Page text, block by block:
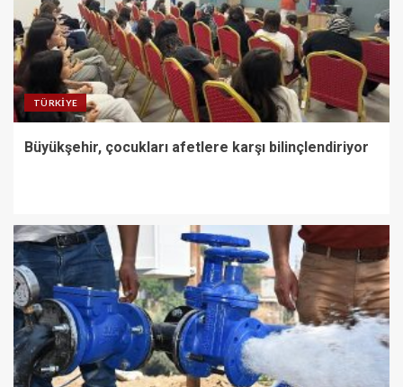
TÜRKIYE
Büyükşehir, çocukları afetlere karşı bilinçlendiriyor